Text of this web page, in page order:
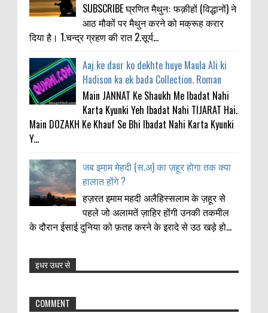
SUBSCRIBE घ्रणित मैथुनः फक़ीहों (विद्धानों) ने
आठ मौकों पर मैथुन करने को मक्रूह करार
दिया है। 1.चन्द्र ग्रहण की रात 2.सूर्य...
Aaj ke daur ko dekhte huye Maula Ali ki
Hadison ka ek bada Collection. Roman
Main JANNAT Ke Shaukh Me Ibadat Nahi
Karta Kyunki Yeh Ibadat Nahi TIJARAT Hai.
Main DOZAKH Ke Khauf Se Bhi Ibadat Nahi Karta Kyunki
Y...
जब इमाम मेहदी (स.अ) का ज़हूर होगा तक क्या
हालात होंगे ?
हज़रत इमाम महदी अलैहिस्सलाम के ज़हूर से
पहले जो अलामतें ज़ाहिर होंगी उनकी तकमील
के दौरान ईसाई दुनिया को फ़तह करने के इरादे से उठ खड़े हो...
Anonymous:
इधर उधर से
COMMENT